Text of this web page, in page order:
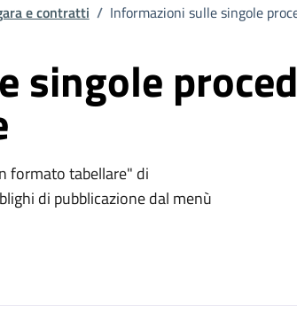
e contratti / Informazioni sulle singole
singole
formato tabellare" di
di pubblicazione dal menù